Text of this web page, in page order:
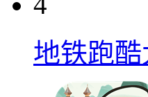
地铁跑